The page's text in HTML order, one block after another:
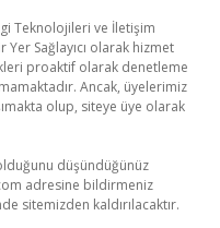
Teknolojileri ve İletişim
Yer Sağlayıcı olarak hizmet
proaktif olarak denetleme
Ancak, üyelerimiz
olup, siteye üye olarak
düşündüğünüz
adresine bildirmeniz
sitemizden kaldırılacaktır.